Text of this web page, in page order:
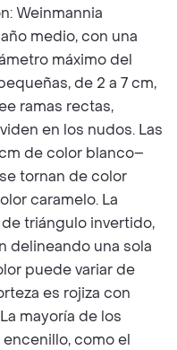
Weinmannia
medio, con una
máximo del
de 2 a 7 cm,
ramas rectas,
en los nudos. Las
de color blanco–
tornan de color
caramelo. La
triángulo invertido,
delineando una sola
puede variar de
es rojiza con
mayoría de los
como el